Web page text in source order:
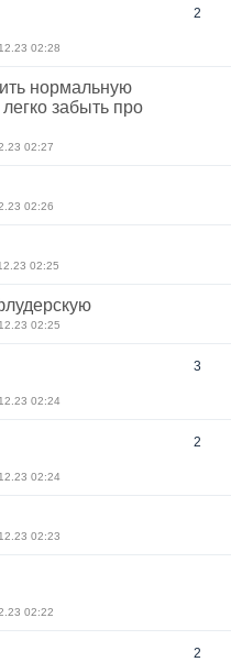
2
02:28
нормальную
забыть про
02:27
02:26
02:25
02:25
3
02:24
2
02:24
02:23
02:22
2